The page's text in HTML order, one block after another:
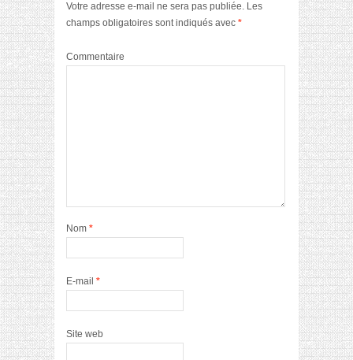
Votre adresse e-mail ne sera pas publiée. Les
champs obligatoires sont indiqués avec *
Commentaire
Nom *
E-mail *
Site web